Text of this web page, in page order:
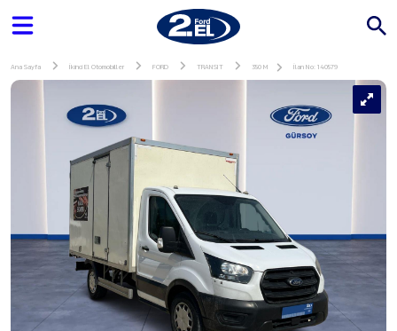
Ana Sayfa İkinci El Otomobiller FORD TRANSIT 350 M İlan No: 140579